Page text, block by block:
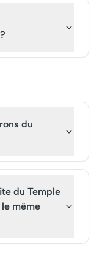
du
du Temple
même